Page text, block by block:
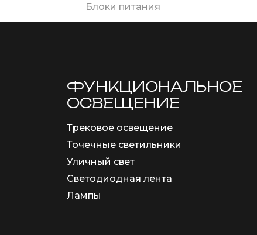
Блоки питания
ФУНКЦИОНА­ЛЬНОЕ
ОСВЕЩЕНИЕ
Трековое освещение
Точечные светильники
Уличный свет
Светодиодная лента
Лампы